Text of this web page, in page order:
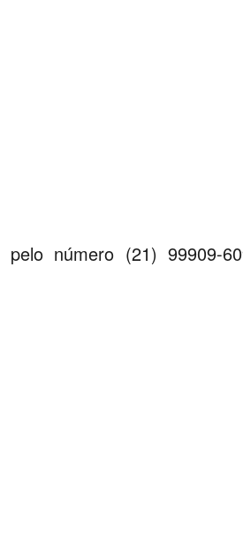
número (21) 99909-